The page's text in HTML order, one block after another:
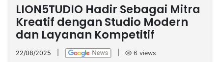
Nasional
International
Olahraga
Entertainment
Daerah
Pariwisata
Kuliner
Kolom
Network
LION5TUDIO Hadir Sebagai Mitra
Kreatif dengan Studio Modern
dan Layanan Kompetitif
22/08/2025 6 views